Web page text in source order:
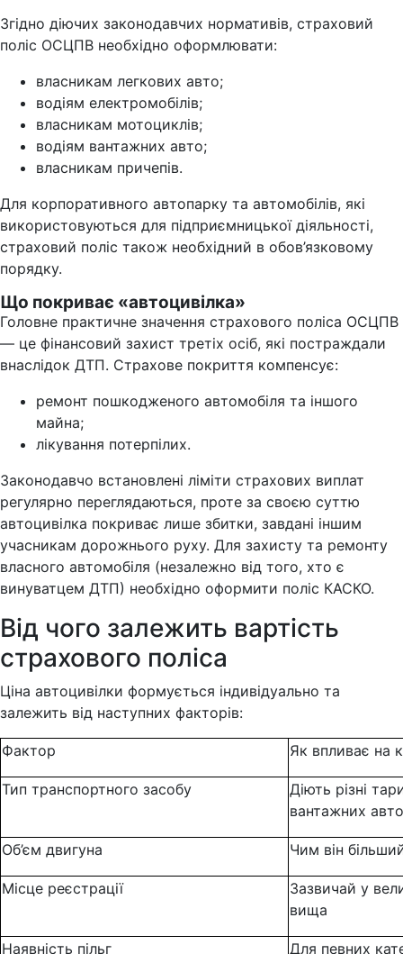
Згідно діючих законодавчих нормативів, страховий
поліс ОСЦПВ необхідно оформлювати:
власникам легкових авто;
водіям електромобілів;
власникам мотоциклів;
водіям вантажних авто;
власникам причепів.
Для корпоративного автопарку та автомобілів, які
використовуються для підприємницької діяльності,
страховий поліс також необхідний в обов’язковому
порядку.
Що покриває «автоцивілка»
Головне практичне значення страхового поліса ОСЦПВ
— це фінансовий захист третіх осіб, які постраждали
внаслідок ДТП. Страхове покриття компенсує:
ремонт пошкодженого автомобіля та іншого
майна;
лікування потерпілих.
Законодавчо встановлені ліміти страхових виплат
регулярно переглядаються, проте за своєю суттю
автоцивілка покриває лише збитки, завдані іншим
учасникам дорожнього руху. Для захисту та ремонту
власного автомобіля (незалежно від того, хто є
винуватцем ДТП) необхідно оформити поліс КАСКО.
Від чого залежить вартість
страхового поліса
Ціна автоцивілки формується індивідуально та
залежить від наступних факторів:
Фактор Як впливає на
Тип транспортного засобу
Діють різні
вантажних
Об’єм двигуна Чим він
Місце реєстрації
Зазвичай у
вища
Наявність пільг Для певних